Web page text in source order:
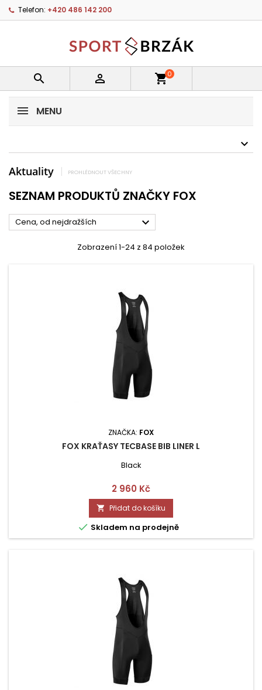
Telefon: +420 486 142 200
  shopping_cart0
MENU
Aktuality PROHLÉDNOUT VŠECHNY
SEZNAM PRODUKTŮ ZNAČKY FOX
Cena, od nejdražších 
Zobrazení 1-24 z 84 položek
ZNAČKA: FOX
FOX KRAŤASY TECBASE BIB LINER L
Black
Cena
2 960 Kč
 Přidat do košíku
 Skladem na prodejně